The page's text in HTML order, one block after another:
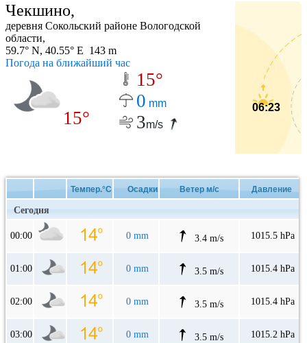
Чекшино,
деревня Сокольский районе Вологодской
области,
59.7° N, 40.55° E 143 m
Погода на ближайший час
15°
15°
0 mm
3m/s
06:23
Темпер.°C Осадки Ветер м/с Давление
Сегодня
00:00 0 mm 3.4 m/s 1015.5 hPa
01:00 0 mm 3.5 m/s 1015.4 hPa
02:00 0 mm 3.5 m/s 1015.4 hPa
03:00 0 mm 3.5 m/s 1015.2 hPa